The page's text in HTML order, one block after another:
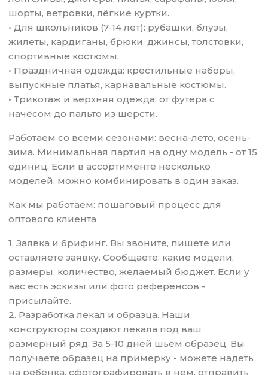
шорты, ветровки, лёгкие куртки.
• Для школьников (7-14 лет): рубашки, блузы,
жилеты, кардиганы, брюки, джинсы, толстовки,
спортивные костюмы.
• Праздничная одежда: крестильные наборы,
выпускные платья, карнавальные костюмы.
• Трикотаж и верхняя одежда: от футера с
начёсом до пальто из шерсти.
Работаем со всеми сезонами: весна-лето, осень-
зима. Минимальная партия на одну модель - от 15
единиц. Если в ассортименте несколько
моделей, можно комбинировать в один заказ.
Как мы работаем: пошаговый процесс для
оптового клиента
1. Заявка и брифинг. Вы звоните, пишете или
оставляете заявку. Сообщаете: какие модели,
размеры, количество, желаемый бюджет. Если у
вас есть эскизы или фото референсов -
присылайте.
2. Разработка лекал и образца. Наши
конструкторы создают лекала под ваш
размерный ряд. За 5-10 дней шьём образец. Вы
получаете образец на примерку - можете надеть
на ребёнка, сфотографировать в нём, отправить